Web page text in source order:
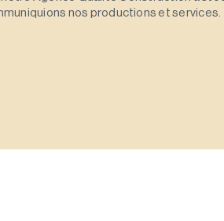
nos productions et services.